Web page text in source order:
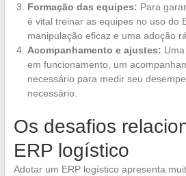
Formação das equipes: Para
é vital treinar as equipes no uso do
manipulação eficaz e uma adoção
Acompanhamento e ajustes:
em funcionamento, um
necessário para medir seu
necessário.
Os desafios
ERP logístico
Adotar um ERP logístico apresenta